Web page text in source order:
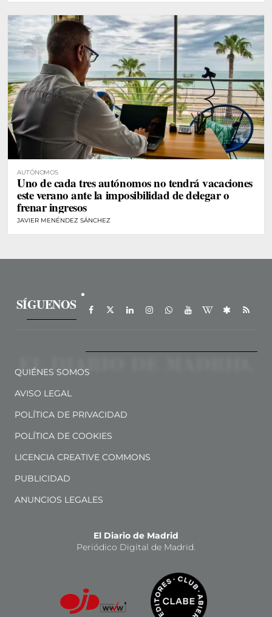
AUTÓNOMOS
Uno de cada tres autónomos no tendrá vacaciones
este verano ante la imposibilidad de delegar o
frenar ingresos
JAVIER MENÉNDEZ SÁNCHEZ
SÍGUENOS
QUIÉNES SOMOS
AVISO LEGAL
POLÍTICA DE PRIVACIDAD
POLÍTICA DE COOKIES
LICENCIA CREATIVE COMMONS
PUBLICIDAD
ANUNCIOS LEGALES
El Diario de Madrid
Periódico Digital de Madrid.